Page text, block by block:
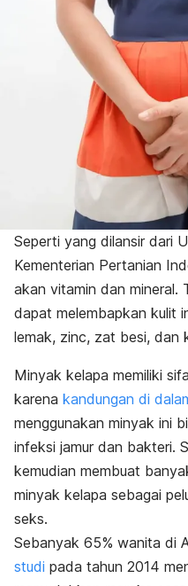
Seperti yang dilansir dari
Kementerian Pertanian
akan vitamin dan mineral.
dapat melembapkan kulit
lemak, zinc, zat besi, dan
Minyak kelapa memiliki
karena kandungan di
menggunakan minyak ini
infeksi jamur dan bakteri.
kemudian membuat
minyak kelapa sebagai
seks.
Sebanyak 65% wanita di
studi pada tahun 2014